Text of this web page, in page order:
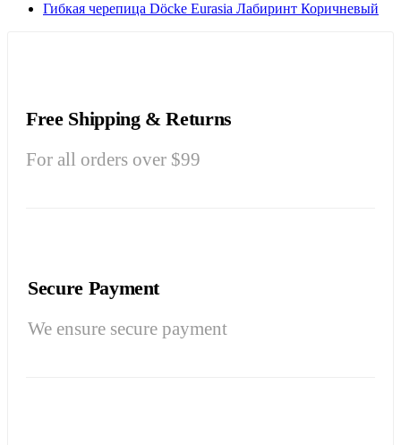
Гибкая черепица Döcke Eurasia Лабиринт Коричневый
Free Shipping & Returns
For all orders over $99
Secure Payment
We ensure secure payment